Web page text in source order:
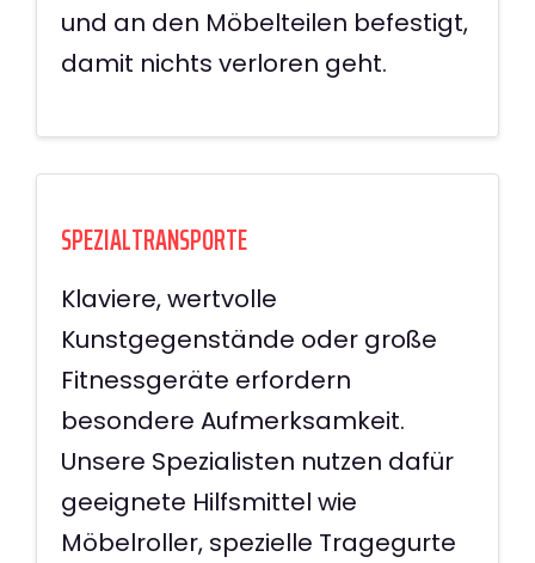
und an den Möbelteilen befestigt,
damit nichts verloren geht.
SPEZIALTRANSPORTE
Klaviere, wertvolle
Kunstgegenstände oder große
Fitnessgeräte erfordern
besondere Aufmerksamkeit.
Unsere Spezialisten nutzen dafür
geeignete Hilfsmittel wie
Möbelroller, spezielle Tragegurte